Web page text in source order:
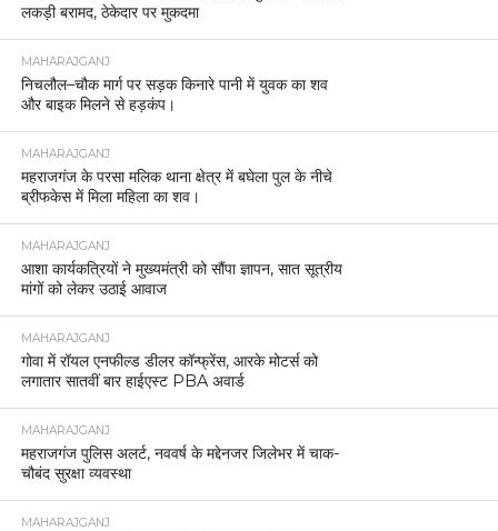
लकड़ी बरामद, ठेकेदार पर मुकदमा
MAHARAJGANJ
निचलौल–चौक मार्ग पर सड़क किनारे पानी में युवक का शव
और बाइक मिलने से हड़कंप।
MAHARAJGANJ
महराजगंज के परसा मलिक थाना क्षेत्र में बघेला पुल के नीचे
ब्रीफकेस में मिला महिला का शव।
MAHARAJGANJ
आशा कार्यकत्रियों ने मुख्यमंत्री को सौंपा ज्ञापन, सात सूत्रीय
मांगों को लेकर उठाई आवाज
MAHARAJGANJ
गोवा में रॉयल एनफील्ड डीलर कॉन्फ्रेंस, आरके मोटर्स को
लगातार सातवीं बार हाईएस्ट PBA अवार्ड
MAHARAJGANJ
महराजगंज पुलिस अलर्ट, नववर्ष के मद्देनजर जिलेभर में चाक-
चौबंद सुरक्षा व्यवस्था
MAHARAJGANJ